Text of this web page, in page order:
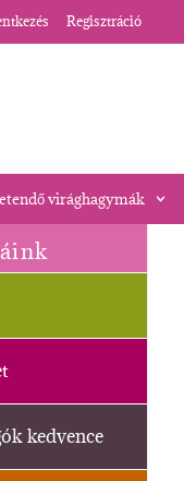
Regisztráció
virághagymák
kedvence